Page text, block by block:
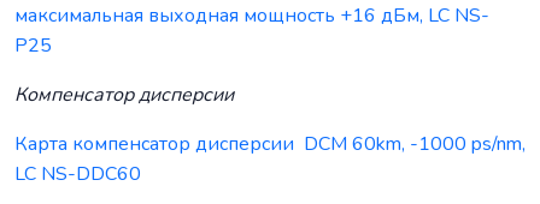
максимальная выходная мощность +16 дБм, LC NS-
P25
Компенсатор дисперсии
Карта компенсатор дисперсии DCM 60km, -1000 ps/nm,
LC NS-DDC60